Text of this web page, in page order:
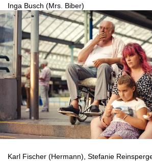
Inga Busch (Mrs. Biber)
Karl Fischer (Hermann), Stefanie